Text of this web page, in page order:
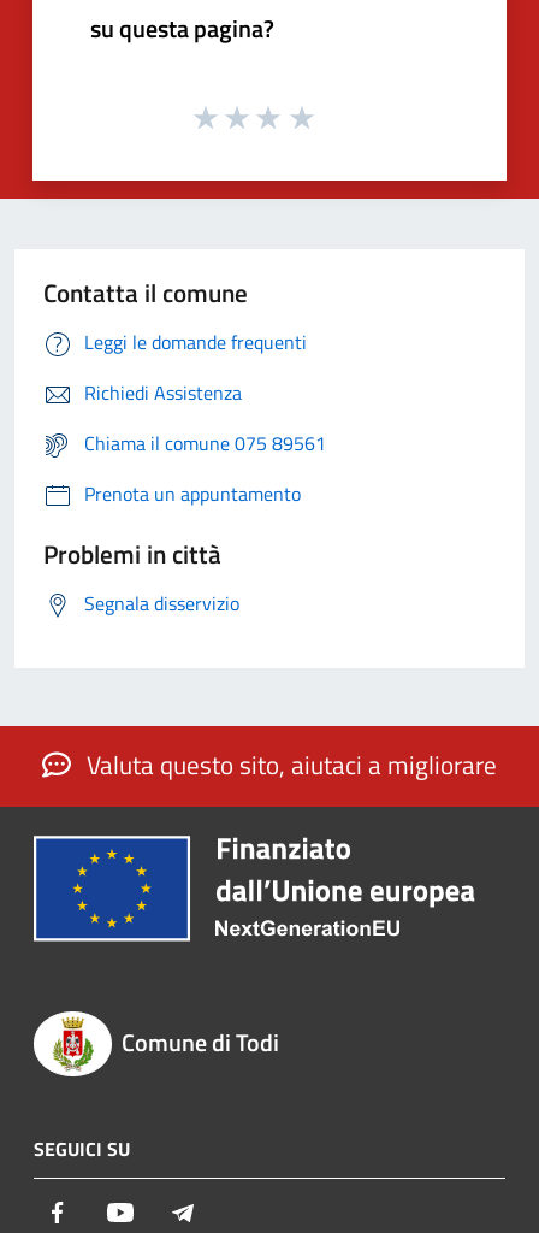
su questa pagina?
Contatta il comune
Leggi le domande frequenti
Richiedi Assistenza
Chiama il comune 075 89561
Prenota un appuntamento
Problemi in città
Segnala disservizio
Valuta questo sito, aiutaci a migliorare
Comune di Todi
SEGUICI SU
Facebook Youtube